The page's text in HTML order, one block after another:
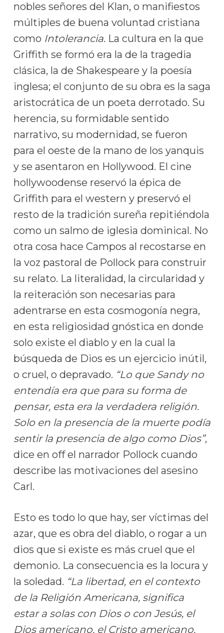
nobles señores del Klan, o manifiestos
múltiples de buena voluntad cristiana
como Intolerancia. La cultura en la que
Griffith se formó era la de la tragedia
clásica, la de Shakespeare y la poesía
inglesa; el conjunto de su obra es la saga
aristocrática de un poeta derrotado. Su
herencia, su formidable sentido
narrativo, su modernidad, se fueron
para el oeste de la mano de los yanquis
y se asentaron en Hollywood. El cine
hollywoodense reservó la épica de
Griffith para el western y preservó el
resto de la tradición sureña repitiéndola
como un salmo de iglesia dominical. No
otra cosa hace Campos al recostarse en
la voz pastoral de Pollock para construir
su relato. La literalidad, la circularidad y
la reiteración son necesarias para
adentrarse en esta cosmogonía negra,
en esta religiosidad gnóstica en donde
solo existe el diablo y en la cual la
búsqueda de Dios es un ejercicio inútil,
o cruel, o depravado. “Lo que Sandy no
entendía era que para su forma de
pensar, esta era la verdadera religión.
Solo en la presencia de la muerte podía
sentir la presencia de algo como Dios”,
dice en off el narrador Pollock cuando
describe las motivaciones del asesino
Carl.
Esto es todo lo que hay, ser víctimas del
azar, que es obra del diablo, o rogar a un
dios que si existe es más cruel que el
demonio. La consecuencia es la locura y
la soledad. “La libertad, en el contexto
de la Religión Americana, significa
estar a solas con Dios o con Jesús, el
Dios americano, el Cristo americano.